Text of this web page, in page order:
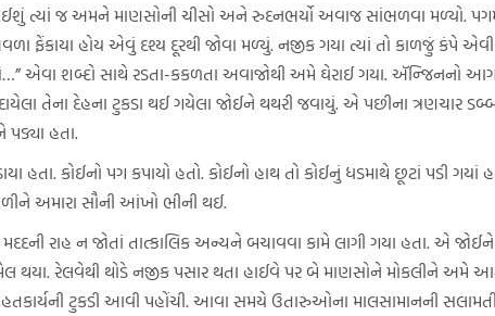
ત્યાં જ અમને માણસોની ચીસો અને રુદનભર્યો અવાજ સાંભળવા મળ્યો.
ફેંકાયા હોય એવું દશ્ય દૂરથી જોવા મળ્યું. નજીક ગયા ત્યાં તો કાળજું કંપે
એવા શબ્દો સાથે રડતા-કકળતા અવાજોથી અમે ઘેરાઈ ગયા. ઍન્જિનનો
તેના દેહના ટુકડા થઈ ગયેલા જોઈને થથરી જવાયું. એ પછીના ત્રણચાર
હતા.
હતા. કોઈનો પગ કપાયો હતો. કોઈનો હાથ તો કોઈનું ધડમાથે છૂટાં પડી
અમારા સૌની આંખો ભીની થઈ.
રાહ ન જોતાં તાત્કાલિક અન્યને બચાવવા કામે લાગી ગયા હતા. એ
થયા. રેલવેથી થોડે નજીક પસાર થતા હાઈવે પર બે માણસોને મોકલીને
ટુકડી આવી પહોંચી. આવા સમયે ઉતારુઓના માલસામાનની